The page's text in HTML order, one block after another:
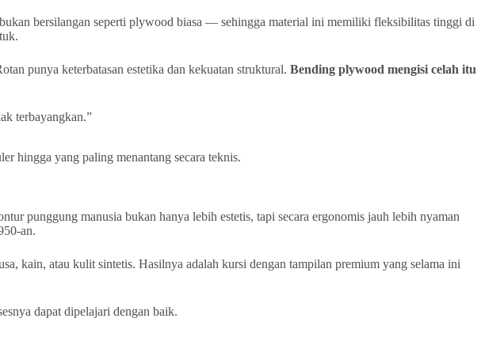
bersilangan seperti plywood biasa — sehingga material ini memiliki fleksibilitas tinggi di
punya keterbatasan estetika dan kekuatan struktural. Bending plywood mengisi celah itu
terbayangkan.”
hingga yang paling menantang secara teknis.
punggung manusia bukan hanya lebih estetis, tapi secara ergonomis jauh lebih nyaman
an.
kain, atau kulit sintetis. Hasilnya adalah kursi dengan tampilan premium yang selama ini
dapat dipelajari dengan baik.